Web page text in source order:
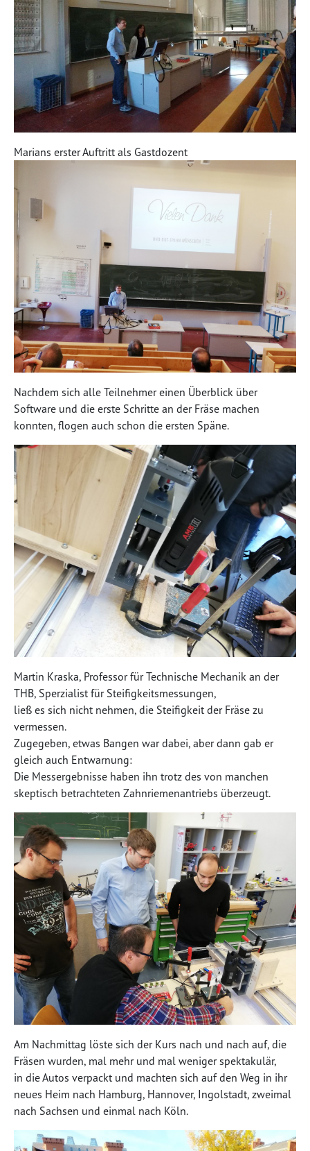
Marians erster Auftritt als Gastdozent
Nachdem sich alle Teilnehmer einen Überblick über
Software und die erste Schritte an der Fräse machen
konnten, flogen auch schon die ersten Späne.
Martin Kraska, Professor für Technische Mechanik an der
THB, Sperzialist für Steifigkeitsmessungen,
ließ es sich nicht nehmen, die Steifigkeit der Fräse zu
vermessen.
Zugegeben, etwas Bangen war dabei, aber dann gab er
gleich auch Entwarnung:
Die Messergebnisse haben ihn trotz des von manchen
skeptisch betrachteten Zahnriemenantriebs überzeugt.
Am Nachmittag löste sich der Kurs nach und nach auf, die
Fräsen wurden, mal mehr und mal weniger spektakulär,
in die Autos verpackt und machten sich auf den Weg in ihr
neues Heim nach Hamburg, Hannover, Ingolstadt, zweimal
nach Sachsen und einmal nach Köln.